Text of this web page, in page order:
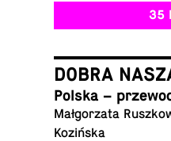
35
DOBRA
Polska –
Małgorzata
Kozińska